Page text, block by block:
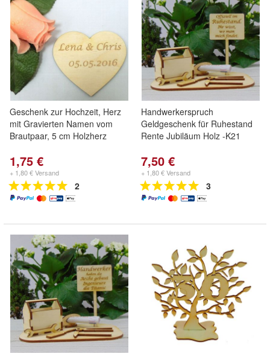
Geschenk zur Hochzeit, Herz
mit Gravierten Namen vom
Brautpaar, 5 cm Holzherz
1,75 €
+ 1,80 € Versand
2
Handwerkerspruch
Geldgeschenk für Ruhestand
Rente Jubiläum Holz -K21
7,50 €
+ 1,80 € Versand
3